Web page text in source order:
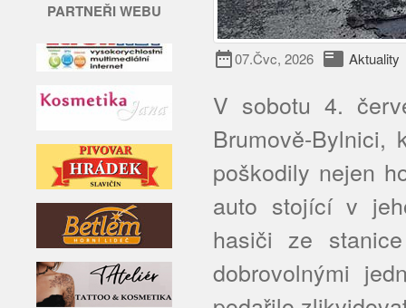
PARTNEŘI WEBU
date_range07.Čvc, 2026 featured_play_list Aktuality
V sobotu 4.
Brumově-
poškodily nejen
auto stojící v
hasiči ze
dobrovolnými